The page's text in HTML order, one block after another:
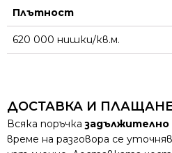
Плътност
620 000 нишки/кв.м.
ДОСТАВКА И
Всяка поръчка
време на разговора се